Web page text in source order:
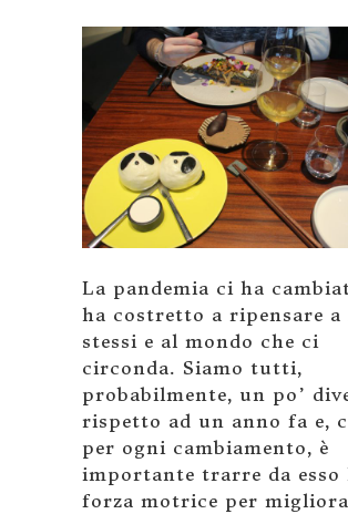
La pandemia ci ha
ha costretto a ripensare a
stessi e al mondo che ci
circonda. Siamo tutti,
probabilmente, un po’
rispetto ad un anno fa e,
per ogni cambiamento, è
importante trarre da esso
forza motrice per